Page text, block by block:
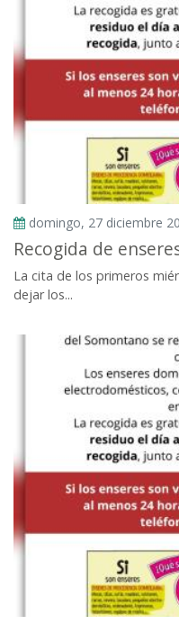
domingo, 27 diciembre
Recogida de
La cita de los primeros
dejar los...